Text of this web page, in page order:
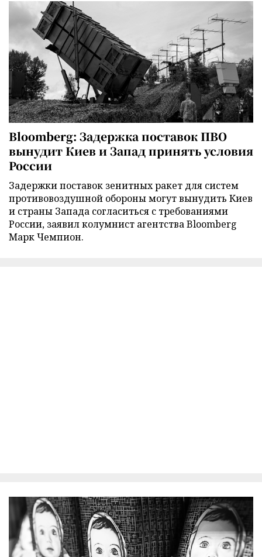
Bloomberg: Задержка поставок ПВО
вынудит Киев и Запад принять условия
России
Задержки поставок зенитных ракет для систем
противовоздушной обороны могут вынудить Киев
и страны Запада согласиться с требованиями
России, заявил колумнист агентства Bloomberg
Марк Чемпион.